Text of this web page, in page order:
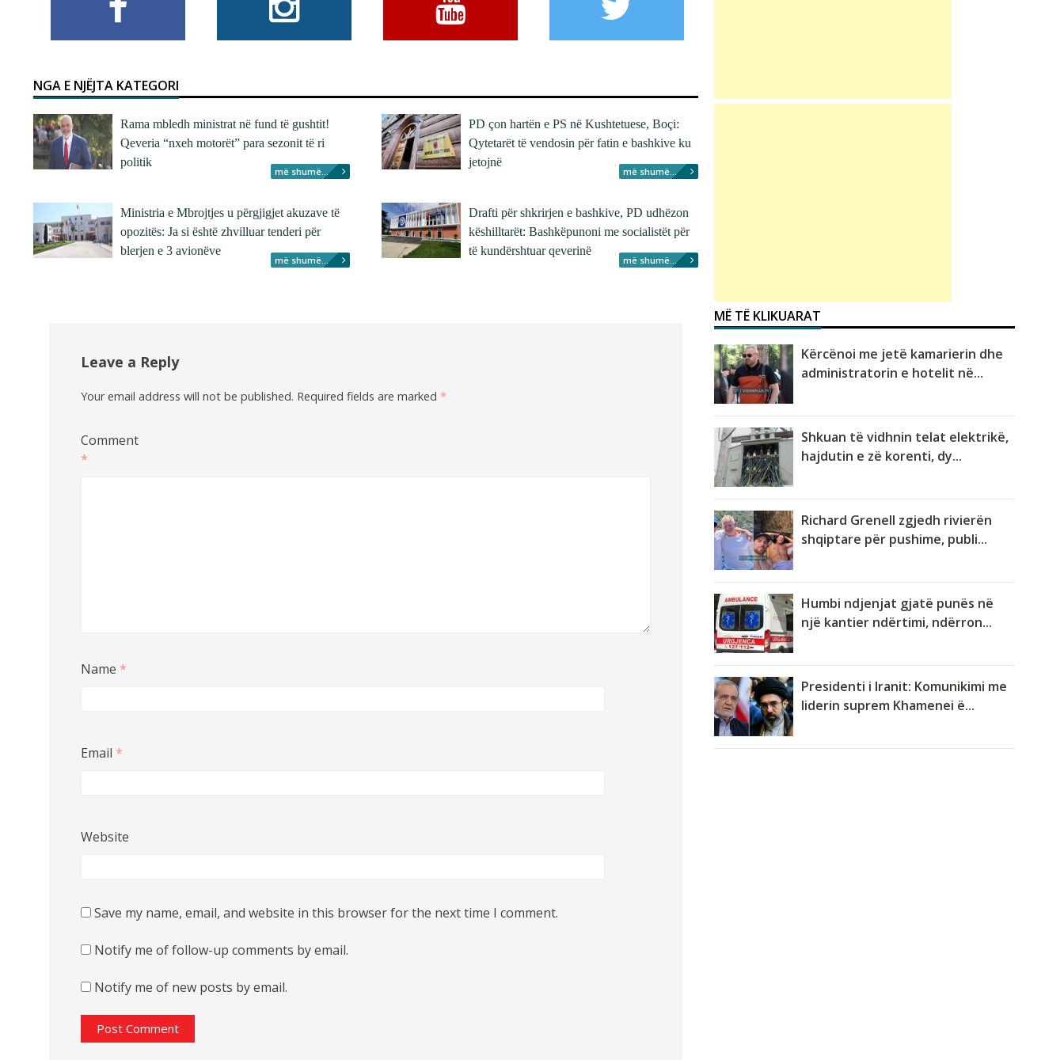
NGA E NJËJTA KATEGORI
Rama mbledh ministrat në fund të gushtit!
Qeveria “nxeh motorët” para sezonit të ri
politik
më shumë...
PD çon hartën e PS në Kushtetuese, Boçi:
Qytetarët të vendosin për fatin e bashkive ku
jetojnë
më shumë...
Ministria e Mbrojtjes u përgjigjet akuzave të
opozitës: Ja si është zhvilluar tenderi për
blerjen e 3 avionëve
më shumë...
Drafti për shkrirjen e bashkive, PD udhëzon
këshilltarët: Bashkëpunoni me socialistët për
të kundërshtuar qeverinë
më shumë...
Leave a Reply
Your email address will not be published. Required fields are marked *
Comment
*
Name *
Email *
Website
Save my name, email, and website in this browser for the next time I comment.
Notify me of follow-up comments by email.
Notify me of new posts by email.
MË TË KLIKUARAT
Kërcënoi me jetë kamarierin dhe
administratorin e hotelit në...
Shkuan të vidhnin telat elektrikë,
hajdutin e zë korenti, dy...
Richard Grenell zgjedh rivierën
shqiptare për pushime, publi...
Humbi ndjenjat gjatë punës në
një kantier ndërtimi, ndërron...
Presidenti i Iranit: Komunikimi me
liderin suprem Khamenei ë...